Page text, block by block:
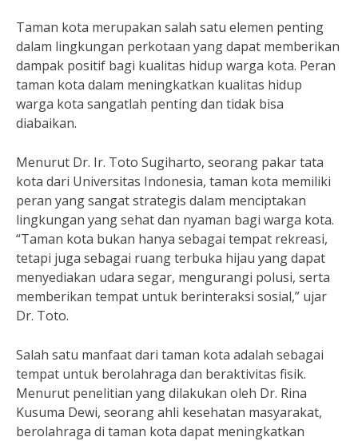
Taman kota merupakan salah satu elemen penting
dalam lingkungan perkotaan yang dapat memberikan
dampak positif bagi kualitas hidup warga kota. Peran
taman kota dalam meningkatkan kualitas hidup
warga kota sangatlah penting dan tidak bisa
diabaikan.
Menurut Dr. Ir. Toto Sugiharto, seorang pakar tata
kota dari Universitas Indonesia, taman kota memiliki
peran yang sangat strategis dalam menciptakan
lingkungan yang sehat dan nyaman bagi warga kota.
“Taman kota bukan hanya sebagai tempat rekreasi,
tetapi juga sebagai ruang terbuka hijau yang dapat
menyediakan udara segar, mengurangi polusi, serta
memberikan tempat untuk berinteraksi sosial,” ujar
Dr. Toto.
Salah satu manfaat dari taman kota adalah sebagai
tempat untuk berolahraga dan beraktivitas fisik.
Menurut penelitian yang dilakukan oleh Dr. Rina
Kusuma Dewi, seorang ahli kesehatan masyarakat,
berolahraga di taman kota dapat meningkatkan